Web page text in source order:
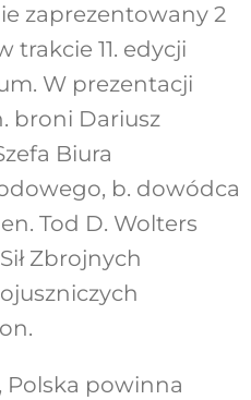
zaprezentowany 2
trakcie 11. edycji
W prezentacji
broni Dariusz
Biura
b. dowódca
Tod D. Wolters
Zbrojnych
Polska powinna